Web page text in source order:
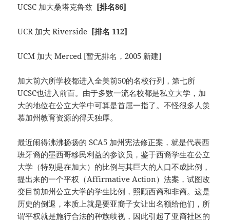
UCSC 加大桑塔克鲁兹 [排名86]
UCR 加大 Riverside [排名 112]
UCM 加大 Merced [暂无排名，2005 新建]
加大前六所学校都进入全美前50的名校行列，第七所
UCSC也进入前百。由于多数一流名校都是私立大学，加
大的地位在公立大学中可算是首屈一指了。不怪很多人羡
慕加州教育资源的得天独厚。
最近闹得沸沸扬扬的 SCA5 加州宪法修正案，就是代表西
班牙裔的墨西哥移民利益的参议员，鉴于西裔学生在公立
大学（特别是在加大）的比例与其巨大的人口不成比例，
提出来的一个平权（Affirmative Action）法案，试图改
变目前加州公立大学的学生比例，照顾西裔和非裔。这是
历史的倒退，本质上就是要亚裔子女让出名额给他们，所
谓平权就是施行合法的种族歧视，因此引起了亚裔社区的